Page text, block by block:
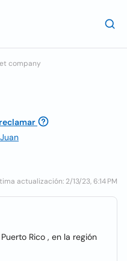
company
actualización: 2/13/23, 6:14 PM
Rico , en la región